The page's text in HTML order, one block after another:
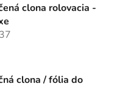
clona rolovacia -
clona / fólia do